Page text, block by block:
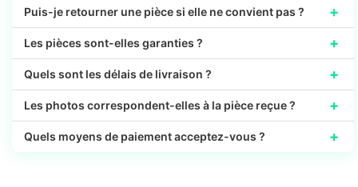
Puis-je retourner une pièce si elle ne convient pas ? +
Les pièces sont-elles garanties ? +
Quels sont les délais de livraison ? +
Les photos correspondent-elles à la pièce reçue ? +
Quels moyens de paiement acceptez-vous ? +